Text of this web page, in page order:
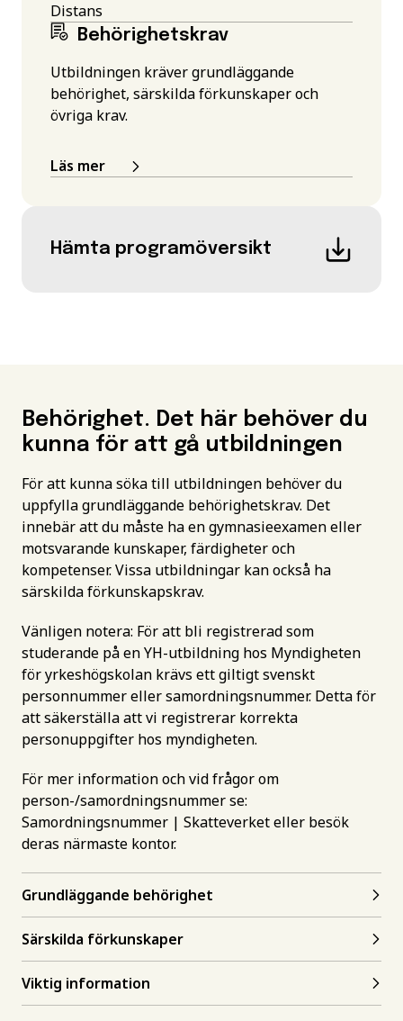
Distans
Behörighetskrav
Utbildningen kräver grundläggande
behörighet, särskilda förkunskaper och
övriga krav.
Läs mer
Hämta programöversikt
Behörighet. Det här behöver du
kunna för att gå utbildningen
För att kunna söka till utbildningen behöver du
uppfylla grundläggande behörighetskrav. Det
innebär att du måste ha en gymnasieexamen eller
motsvarande kunskaper, färdigheter och
kompetenser. Vissa utbildningar kan också ha
särskilda förkunskapskrav.
Vänligen notera: För att bli registrerad som
studerande på en YH-utbildning hos Myndigheten
för yrkeshögskolan krävs ett giltigt svenskt
personnummer eller samordningsnummer. Detta för
att säkerställa att vi registrerar korrekta
personuppgifter hos myndigheten.
För mer information och vid frågor om
person-/samordningsnummer se:
Samordningsnummer | Skatteverketeller besök
deras närmaste kontor.
Grundläggande behörighet
Särskilda förkunskaper
Viktig information